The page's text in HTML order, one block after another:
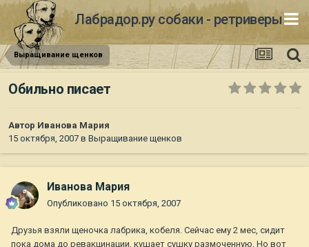
Лабрадор.ру собаки - ретриверы
Выращивание щенков
Обильно писает
Автор Иванова Мария
15 октября, 2007 в Выращивание щенков
Иванова Мария
Опубликовано 15 октября, 2007
Друзья взяли щеночка лабрика, кобеля. Сейчас ему 2 мес, сидит
пока дома до ревакцинации, кушает сушку размоченную. Но вот